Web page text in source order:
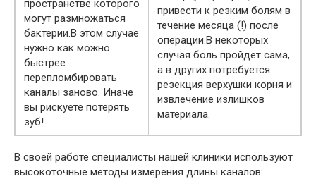
пространстве которого
могут размножаться
бактерии.В этом случае
нужно как можно
быстрее
перепломбировать
каналы заново. Иначе
вы рискуете потерять
зуб!
привести к резким болям в
течение месяца (!) после
операции.В некоторых
случая боль пройдет сама,
а в других потребуется
резекция верхушки корня и
извлечение излишков
материала.
В своей работе специалисты нашей клиники используют
высокоточные методы измерения длины каналов: